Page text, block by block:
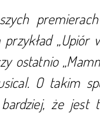
„Upiór
ostatnio
O takim
że